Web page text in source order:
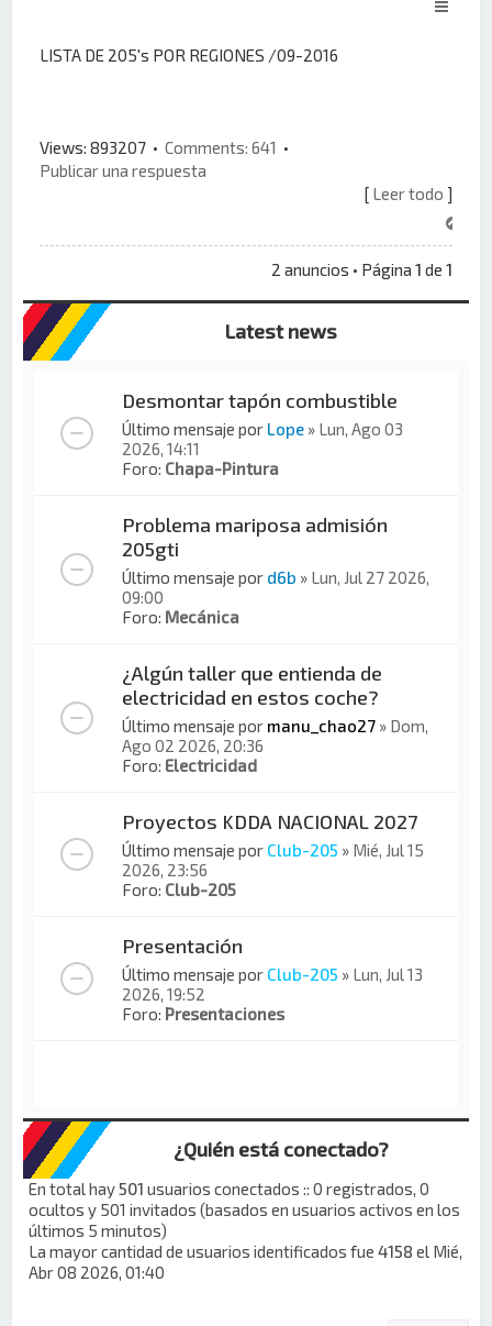
LISTA DE 205's POR REGIONES /09-2016
Views: 893207 •Comments: 641 •
Publicar una respuesta
[ Leer todo ]
2 anuncios • Página 1 de 1
Latest news
Desmontar tapón combustible
Último mensaje por Lope » Lun, Ago 03
2026, 14:11
Foro: Chapa-Pintura
Problema mariposa admisión
205gti
Último mensaje por d6b » Lun, Jul 27 2026,
09:00
Foro: Mecánica
¿Algún taller que entienda de
electricidad en estos coche?
Último mensaje por manu_chao27 » Dom,
Ago 02 2026, 20:36
Foro: Electricidad
Proyectos KDDA NACIONAL 2027
Último mensaje por Club-205 » Mié, Jul 15
2026, 23:56
Foro: Club-205
Presentación
Último mensaje por Club-205 » Lun, Jul 13
2026, 19:52
Foro: Presentaciones
¿Quién está conectado?
En total hay501 usuarios conectados :: 0 registrados, 0
ocultos y 501 invitados (basados en usuarios activos en los
últimos 5 minutos)
La mayor cantidad de usuarios identificados fue4158 el Mié,
Abr 08 2026, 01:40